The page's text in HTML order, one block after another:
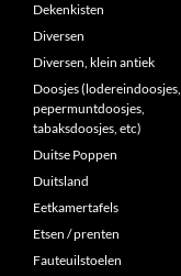
Dekenkisten
Diversen
Diversen, klein antiek
Doosjes (lodereindoosjes,
pepermuntdoosjes,
tabaksdoosjes, etc)
Duitse Poppen
Duitsland
Eetkamertafels
Etsen / prenten
Fauteuilstoelen